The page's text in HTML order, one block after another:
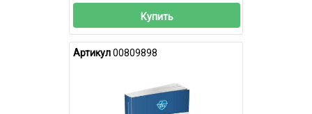
Купить
Артикул00809898